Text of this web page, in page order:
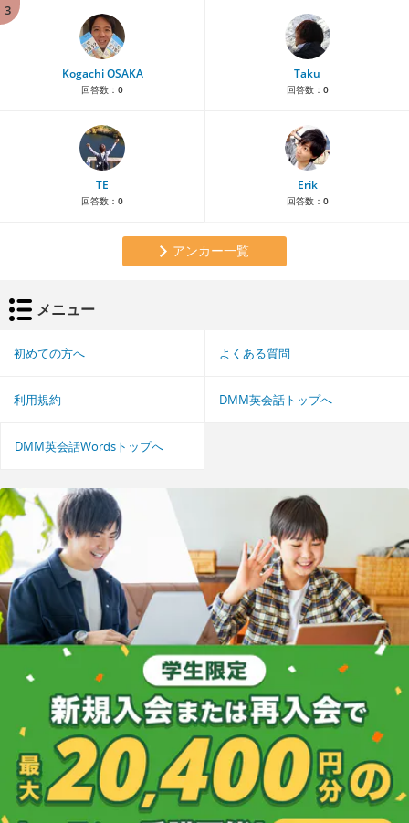
3
Kogachi OSAKA
回答数： 0
Taku
回答数： 0
TE
回答数： 0
Erik
回答数： 0
アンカー一覧
メニュー
初めての方へ よくある質問
利用規約 DMM英会話トップへ
DMM英会話Wordsトップへ